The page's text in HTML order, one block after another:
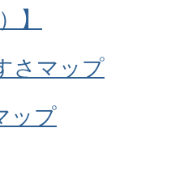
】
さマップ
ップ